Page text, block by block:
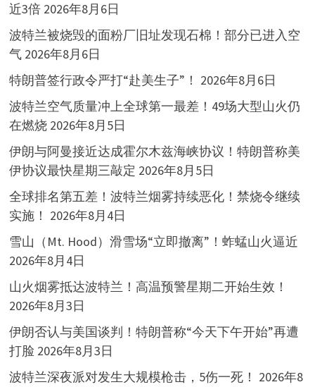
近3倍 2026年8月6日
波特兰被烧毁的面粉厂旧址发现石棉！部分已进入空
气 2026年8月6日
特朗普签行政令严打“赴美生子”！ 2026年8月6日
波特兰空气质量冲上全球第一最差！49场大型山火仍
在燃烧 2026年8月5日
伊朗与阿曼接近达成霍尔木兹海峡协议！特朗普称美
伊协议最快星期三敲定 2026年8月5日
全球排名第五差！波特兰烟雾持续恶化！禁烧令继续
实施！ 2026年8月4日
雪山（Mt. Hood）滑雪场“立即撤离”！蚱蜢山火逼近
2026年8月4日
山火烟雾抵达波特兰！高温预警星期二开始生效！
2026年8月3日
伊朗否认与美国谈判！特朗普称“今天下午开始”再遭
打脸 2026年8月3日
波特兰深夜派对发生大规模枪击，5伤一死！ 2026年8